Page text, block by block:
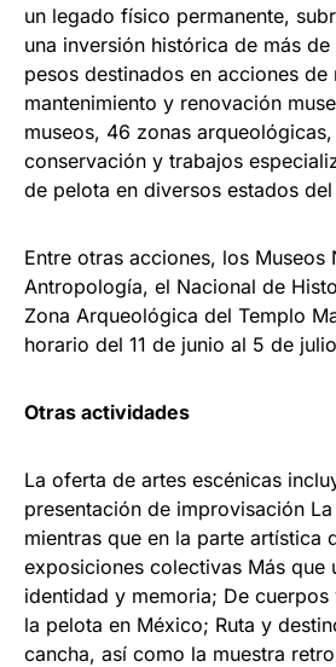
un legado físico permanente,
una inversión histórica de más
pesos destinados en acciones de
mantenimiento y renovación
museos, 46 zonas
conservación y trabajos
de pelota en diversos estados
Entre otras acciones, los Museos
Antropología, el Nacional de
Zona Arqueológica del Templo
horario del 11 de junio al 5 de
Otras actividades
La oferta de artes escénicas
presentación de improvisación
mientras que en la parte artística
exposiciones colectivas Más que
identidad y memoria; De cuerpos
la pelota en México; Ruta y
cancha, así como la muestra